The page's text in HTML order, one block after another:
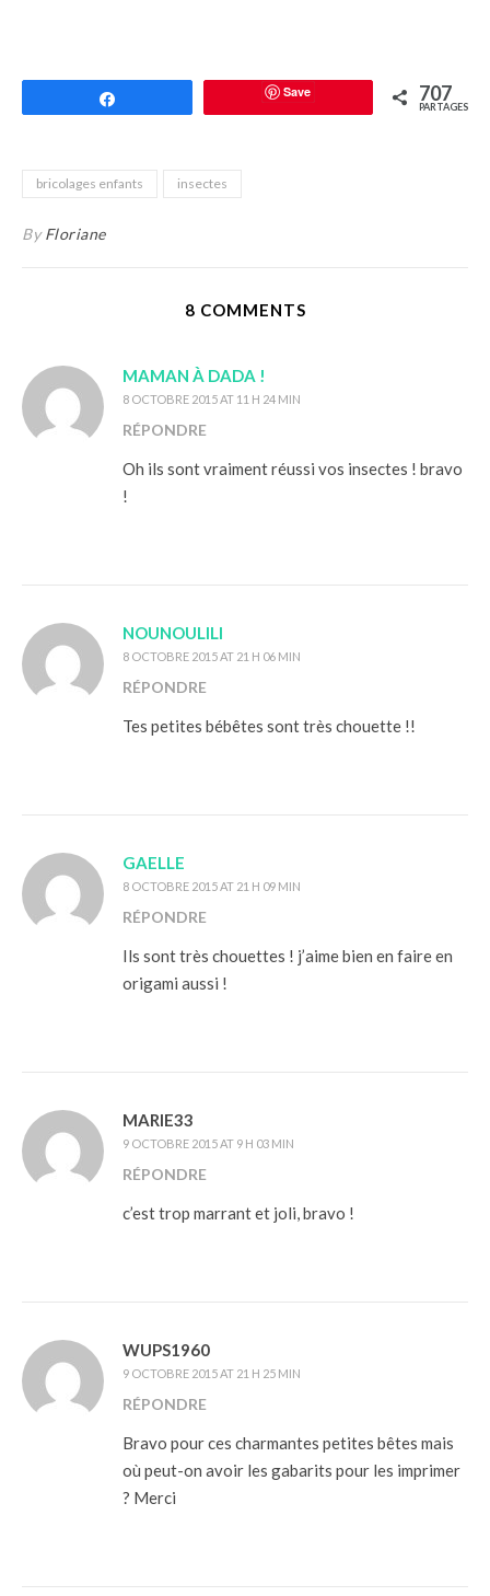
Save 707
PARTAGES
bricolages enfants insectes
ByFloriane
8 COMMENTS
MAMAN À DADA !
8 OCTOBRE 2015 AT 11 H 24 MIN
RÉPONDRE
Oh ils sont vraiment réussi vos insectes ! bravo
!
NOUNOULILI
8 OCTOBRE 2015 AT 21 H 06 MIN
RÉPONDRE
Tes petites bébêtes sont très chouette !!
GAELLE
8 OCTOBRE 2015 AT 21 H 09 MIN
RÉPONDRE
Ils sont très chouettes ! j’aime bien en faire en
origami aussi !
MARIE33
9 OCTOBRE 2015 AT 9 H 03 MIN
RÉPONDRE
c’est trop marrant et joli, bravo !
WUPS1960
9 OCTOBRE 2015 AT 21 H 25 MIN
RÉPONDRE
Bravo pour ces charmantes petites bêtes mais
où peut-on avoir les gabarits pour les imprimer
? Merci